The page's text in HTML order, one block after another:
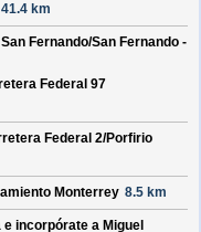
41.4 km
Fernando/San Fernando -
Federal 97
Federal 2/Porfirio
Monterrey 8.5 km
e incorpórate a Miguel